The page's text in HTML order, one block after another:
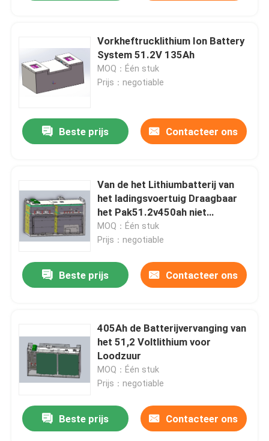
Vorkheftrucklithium Ion Battery
System 51.2V 135Ah
MOQ：Één stuk
Prijs：negotiable
Beste prijs Contacteer ons
Van de het Lithiumbatterij van
het ladingsvoertuig Draagbaar
het Pak51.2v450ah niet
Tegengewicht
MOQ：Één stuk
Prijs：negotiable
Beste prijs Contacteer ons
405Ah de Batterijvervanging van
het 51,2 Voltlithium voor
Loodzuur
MOQ：Één stuk
Prijs：negotiable
Beste prijs Contacteer ons